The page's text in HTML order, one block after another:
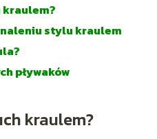
kraulem?
stylu kraulem
pływaków
kraulem?